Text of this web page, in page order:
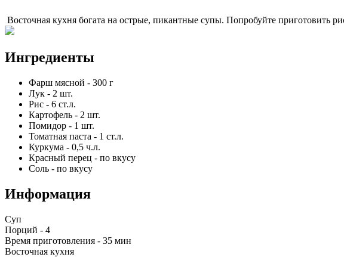
Восточная кухня богата на острые, пикантные супы. Попробуйте приготовить
Ингредиенты
Фарш мясной - 300 г
Лук - 2 шт.
Рис - 6 ст.л.
Картофель - 2 шт.
Помидор - 1 шт.
Томатная паста - 1 ст.л.
Куркума - 0,5 ч.л.
Красный перец - по вкусу
Соль - по вкусу
Информация
Суп
Порций - 4
Время приготовления - 35 мин
Восточная кухня